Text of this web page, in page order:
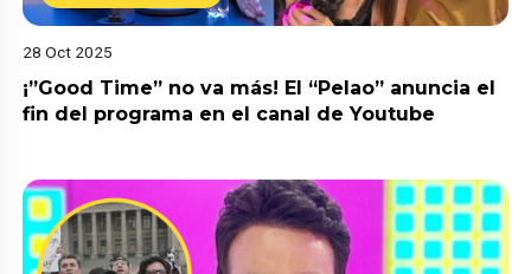
28 Oct 2025
¡”Good Time” no va más! El “Pelao” anuncia el
fin del programa en el canal de Youtube